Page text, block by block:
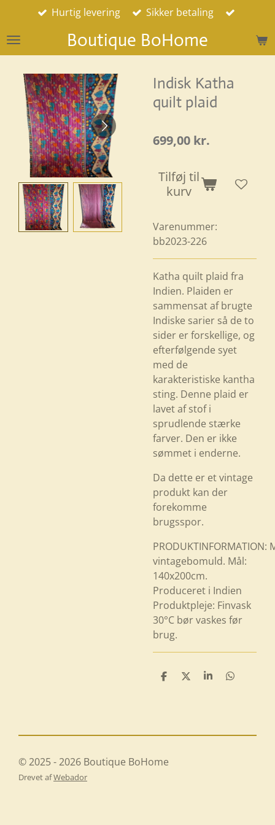
hovedindholdBoutique BoHome
Hurtig levering Sikker betaling
Indisk Katha
quilt plaid
699,00 kr.
Tilføj til
kurv
Varenummer:
bb2023-226
Katha quilt plaid fra
Indien. Plaiden er
sammensat af brugte
Indiske sarier så de to
sider er forskellige, og
efterfølgende syet
med de
karakteristiske kantha
sting. Denne plaid er
lavet af stof i
sprudlende stærke
farver. Den er ikke
sømmet i enderne.
Da dette er et vintage
produkt kan der
forekomme
brugsspor.
PRODUKTINFORMATION:
vintagebomuld. Mål:
140x200cm.
Produceret i Indien
Produktpleje: Finvask
30°C bør vaskes før
brug.
D
D
D
D
© 2025 - 2026 Boutique BoHome
Drevet afWebador